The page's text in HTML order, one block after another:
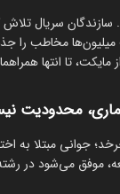
سریال تلاش
مخاطب را
تا انتها
محدودیت
جوانی مبتلا به
موفق می‌شود در